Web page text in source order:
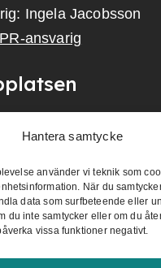
Hantera samtycke
använder vi teknik som
När du
data som surfbeteende eller
du inte samtycker eller om du
vissa funktioner negativt.
Ingela Jacobsson
ansvarig